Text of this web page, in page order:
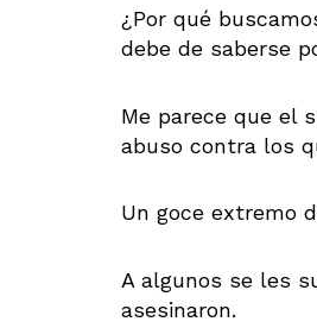
¿Por qué
debe de saberse
Me parece que el
abuso contra los
Un goce extremo
A algunos se les
asesinaron.